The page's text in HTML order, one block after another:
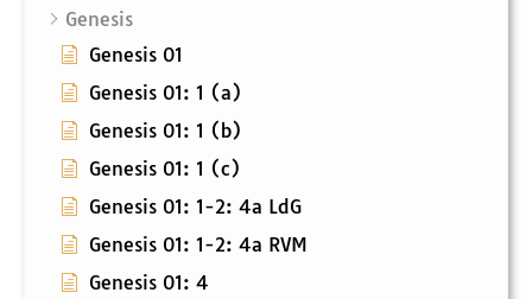
Genesis
Genesis 01
Genesis 01: 1 (a)
Genesis 01: 1 (b)
Genesis 01: 1 (c)
Genesis 01: 1-2: 4a LdG
Genesis 01: 1-2: 4a RVM
Genesis 01: 4